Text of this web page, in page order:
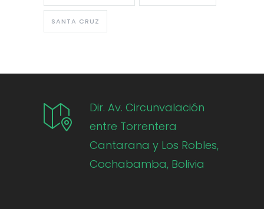
SANTA CRUZ
Dir. Av. Circunvalación
entre Torrentera
Cantarana y Los Robles,
Cochabamba, Bolivia